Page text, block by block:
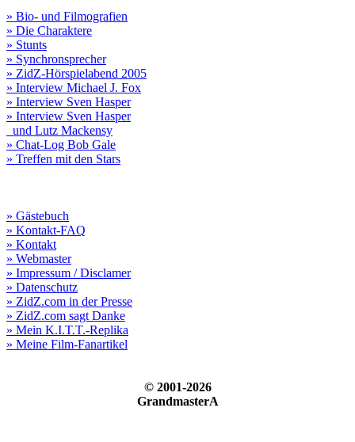
» Bio- und Filmografien
» Die Charaktere
» Stunts
» Synchronsprecher
» ZidZ-Hörspielabend 2005
» Interview Michael J. Fox
» Interview Sven Hasper
» Interview Sven Hasper
und Lutz Mackensy
» Chat-Log Bob Gale
» Treffen mit den Stars
» Gästebuch
» Kontakt-FAQ
» Kontakt
» Webmaster
» Impressum / Disclamer
» Datenschutz
» ZidZ.com in der Presse
» ZidZ.com sagt Danke
» Mein K.I.T.T.-Replika
» Meine Film-Fanartikel
© 2001-2026
GrandmasterA